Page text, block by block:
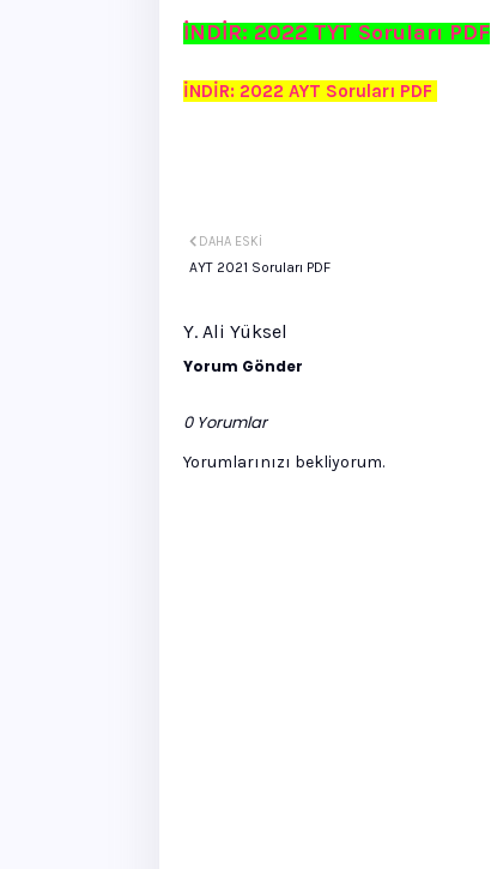
İNDİR: 2022 TYT Soruları PDF
İNDİR: 2022 AYT Soruları PDF
DAHA ESKI
AYT 2021 Soruları PDF
Y. Ali Yüksel
Yorum Gönder
0 Yorumlar
Yorumlarınızı bekliyorum.